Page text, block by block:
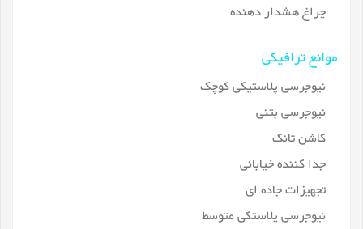
چراغ هشدار دهنده
موانع ترافیکی
نیوجرسی پلاستیکی کوچک
نیوجرسی بتنی
کاشن تانک
جدا کننده خیابانی
تجهیزات جاده ای
نیوجرسی پلاستکی متوسط